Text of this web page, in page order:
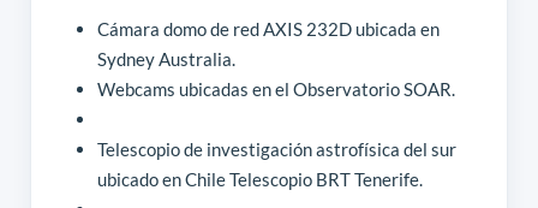
Cámara domo de red AXIS 232D ubicada en
Sydney Australia.
Webcams ubicadas en el Observatorio SOAR.
Telescopio de investigación astrofísica del sur
ubicado en Chile Telescopio BRT Tenerife.